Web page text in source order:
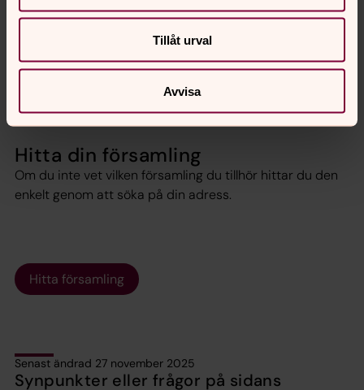
Tillåt urval
Avvisa
Räkna ut din kyrkoavgift
Hitta din församling
Om du inte vet vilken församling du tillhör hittar du den
enkelt genom att söka på din adress.
Hitta församling
Senast ändrad 27 november 2025
Synpunkter eller frågor på sidans